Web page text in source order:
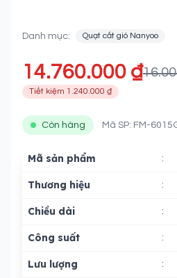
Danh mục: Quạt cắt gió Nanyoo
14.760.000 ₫
Tiết kiệm 1.240.000 ₫
Còn hàng Mã SP: FM-
Mã sản phẩm :
Thương hiệu :
Chiều dài :
Công suất :
Lưu lượng :